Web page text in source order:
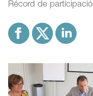
Récord de